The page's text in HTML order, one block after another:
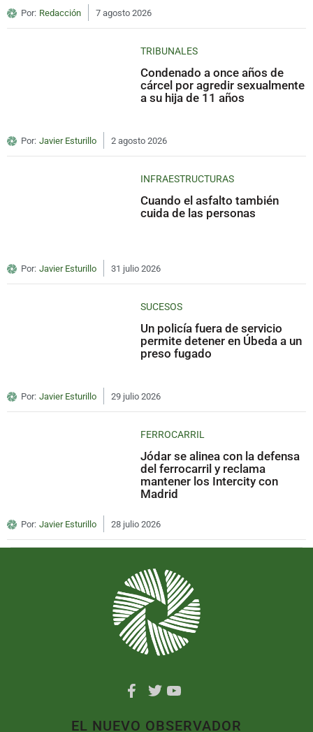
Por: Redacción 7 agosto 2026
TRIBUNALES
Condenado a once años de
cárcel por agredir sexualmente
a su hija de 11 años
Por: Javier Esturillo 2 agosto 2026
INFRAESTRUCTURAS
Cuando el asfalto también
cuida de las personas
Por: Javier Esturillo 31 julio 2026
SUCESOS
Un policía fuera de servicio
permite detener en Úbeda a un
preso fugado
Por: Javier Esturillo 29 julio 2026
FERROCARRIL
Jódar se alinea con la defensa
del ferrocarril y reclama
mantener los Intercity con
Madrid
Por: Javier Esturillo 28 julio 2026
EL NUEVO OBSERVADOR